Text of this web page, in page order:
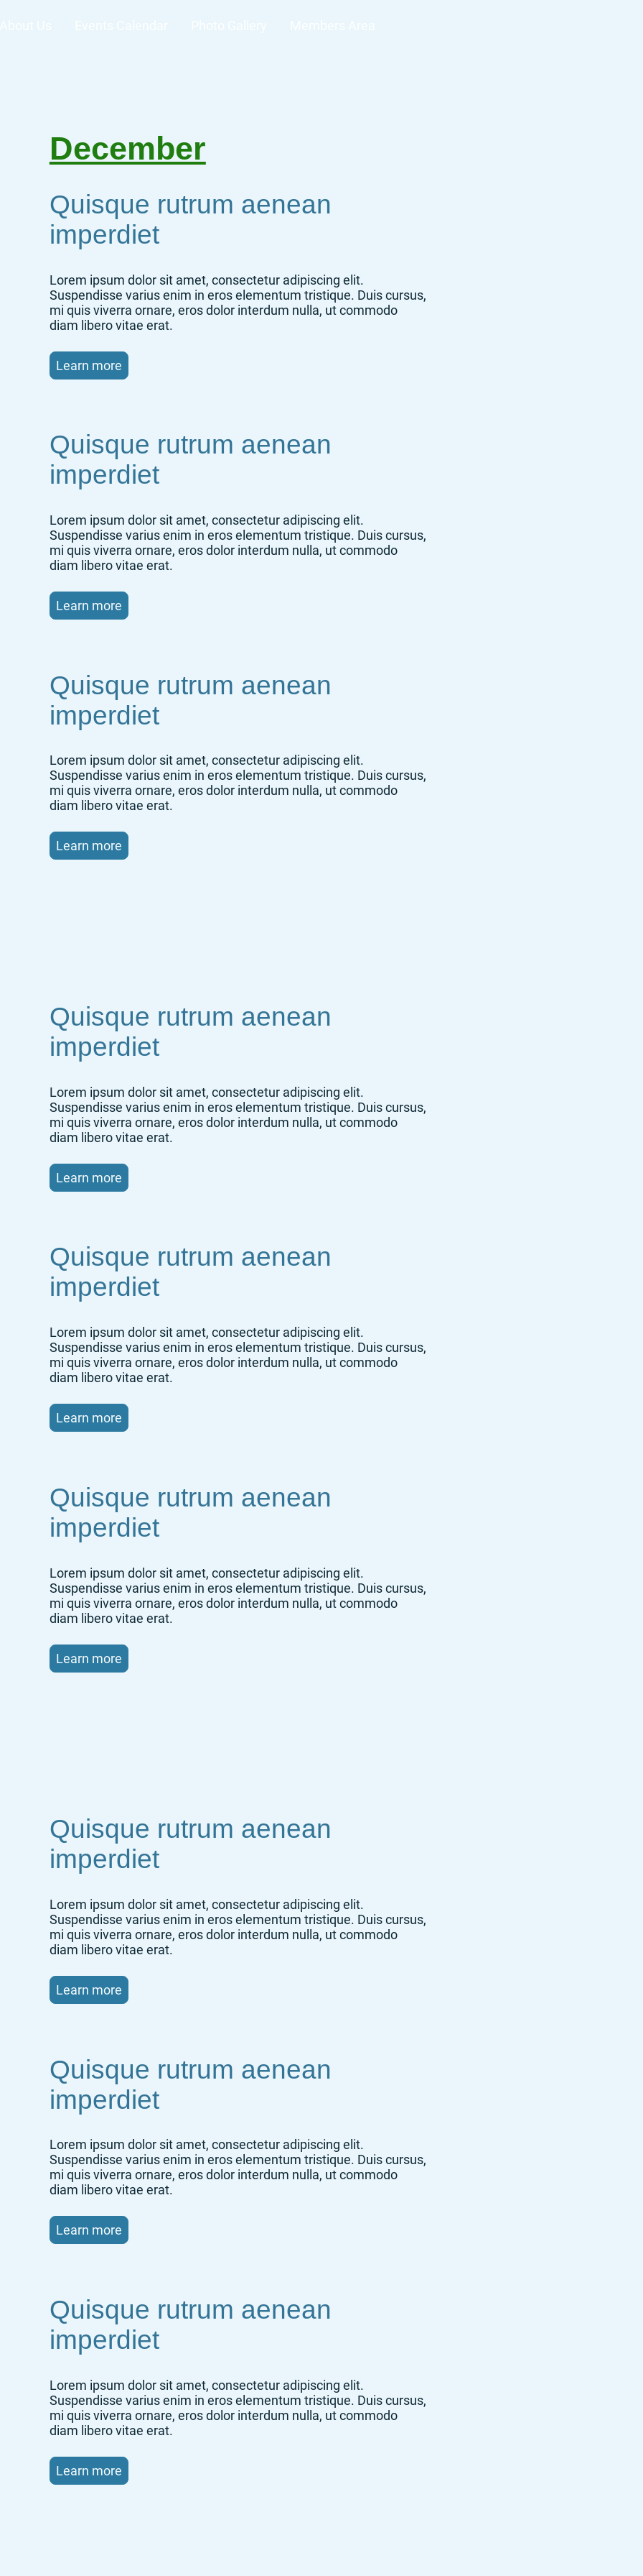
December
Quisque rutrum aenean
imperdiet
Lorem ipsum dolor sit amet, consectetur adipiscing elit.
Suspendisse varius enim in eros elementum tristique. Duis cursus,
mi quis viverra ornare, eros dolor interdum nulla, ut commodo
diam libero vitae erat.
Learn more
Quisque rutrum aenean
imperdiet
Lorem ipsum dolor sit amet, consectetur adipiscing elit.
Suspendisse varius enim in eros elementum tristique. Duis cursus,
mi quis viverra ornare, eros dolor interdum nulla, ut commodo
diam libero vitae erat.
Learn more
Quisque rutrum aenean
imperdiet
Lorem ipsum dolor sit amet, consectetur adipiscing elit.
Suspendisse varius enim in eros elementum tristique. Duis cursus,
mi quis viverra ornare, eros dolor interdum nulla, ut commodo
diam libero vitae erat.
Learn more
Quisque rutrum aenean
imperdiet
Lorem ipsum dolor sit amet, consectetur adipiscing elit.
Suspendisse varius enim in eros elementum tristique. Duis cursus,
mi quis viverra ornare, eros dolor interdum nulla, ut commodo
diam libero vitae erat.
Learn more
Quisque rutrum aenean
imperdiet
Lorem ipsum dolor sit amet, consectetur adipiscing elit.
Suspendisse varius enim in eros elementum tristique. Duis cursus,
mi quis viverra ornare, eros dolor interdum nulla, ut commodo
diam libero vitae erat.
Learn more
Quisque rutrum aenean
imperdiet
Lorem ipsum dolor sit amet, consectetur adipiscing elit.
Suspendisse varius enim in eros elementum tristique. Duis cursus,
mi quis viverra ornare, eros dolor interdum nulla, ut commodo
diam libero vitae erat.
Learn more
Quisque rutrum aenean
imperdiet
Lorem ipsum dolor sit amet, consectetur adipiscing elit.
Suspendisse varius enim in eros elementum tristique. Duis cursus,
mi quis viverra ornare, eros dolor interdum nulla, ut commodo
diam libero vitae erat.
Learn more
Quisque rutrum aenean
imperdiet
Lorem ipsum dolor sit amet, consectetur adipiscing elit.
Suspendisse varius enim in eros elementum tristique. Duis cursus,
mi quis viverra ornare, eros dolor interdum nulla, ut commodo
diam libero vitae erat.
Learn more
Quisque rutrum aenean
imperdiet
Lorem ipsum dolor sit amet, consectetur adipiscing elit.
Suspendisse varius enim in eros elementum tristique. Duis cursus,
mi quis viverra ornare, eros dolor interdum nulla, ut commodo
diam libero vitae erat.
Learn more